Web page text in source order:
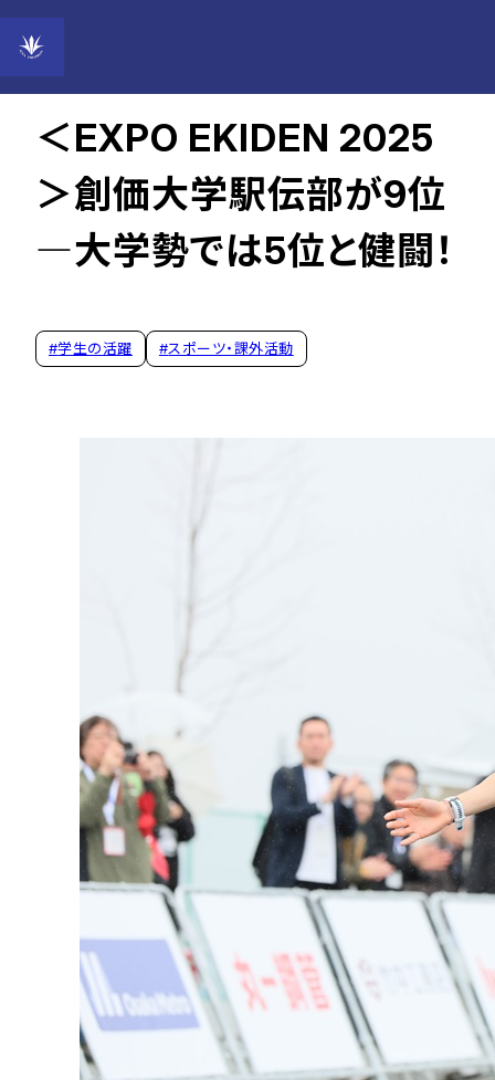
2025年03月17日
＜EXPO EKIDEN 2025
＞創価大学駅伝部が9位
―大学勢では5位と健闘！
#学生の活躍 #スポーツ・課外活動